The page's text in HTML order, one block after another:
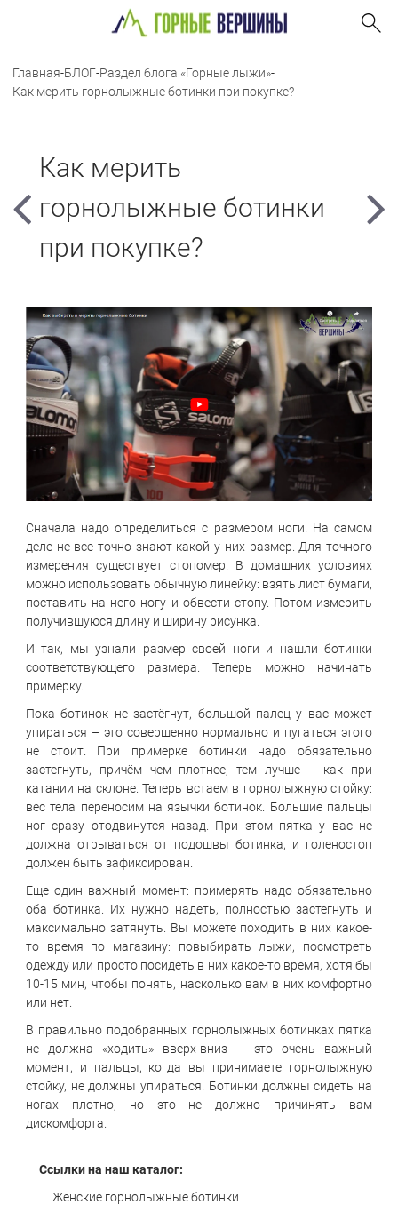
Главная-БЛОГ-Раздел блога «Горные лыжи»-
Как мерить горнолыжные ботинки при покупке?
Как мерить
горнолыжные ботинки
при покупке?
Сначала надо определиться с размером ноги. На самом
деле не все точно знают какой у них размер. Для точного
измерения существует стопомер. В домашних условиях
можно использовать обычную линейку: взять лист бумаги,
поставить на него ногу и обвести стопу. Потом измерить
получившуюся длину и ширину рисунка.
И так, мы узнали размер своей ноги и нашли ботинки
соответствующего размера. Теперь можно начинать
примерку.
Пока ботинок не застёгнут, большой палец у вас может
упираться – это совершенно нормально и пугаться этого
не стоит. При примерке ботинки надо обязательно
застегнуть, причём чем плотнее, тем лучше – как при
катании на склоне. Теперь встаем в горнолыжную стойку:
вес тела переносим на язычки ботинок. Большие пальцы
ног сразу отодвинутся назад. При этом пятка у вас не
должна отрываться от подошвы ботинка, и голеностоп
должен быть зафиксирован.
Еще один важный момент: примерять надо обязательно
оба ботинка. Их нужно надеть, полностью застегнуть и
максимально затянуть. Вы можете походить в них какое-
то время по магазину: повыбирать лыжи, посмотреть
одежду или просто посидеть в них какое-то время, хотя бы
10-15 мин, чтобы понять, насколько вам в них комфортно
или нет.
В правильно подобранных горнолыжных ботинках пятка
не должна «ходить» вверх-вниз – это очень важный
момент, и пальцы, когда вы принимаете горнолыжную
стойку, не должны упираться. Ботинки должны сидеть на
ногах плотно, но это не должно причинять вам
дискомфорта.
Ссылки на наш каталог:
Женские горнолыжные ботинки